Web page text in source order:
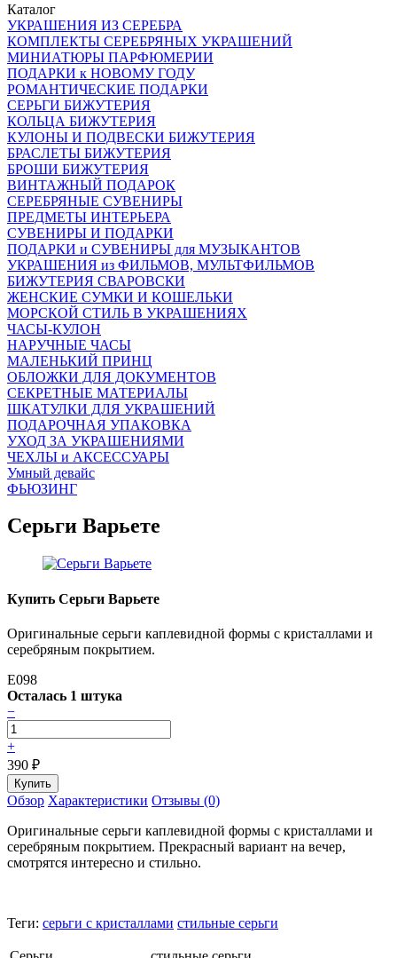
Каталог
УКРАШЕНИЯ ИЗ СЕРЕБРА
КОМПЛЕКТЫ СЕРЕБРЯНЫХ УКРАШЕНИЙ
МИНИАТЮРЫ ПАРФЮМЕРИИ
ПОДАРКИ к НОВОМУ ГОДУ
РОМАНТИЧЕСКИЕ ПОДАРКИ
СЕРЬГИ БИЖУТЕРИЯ
КОЛЬЦА БИЖУТЕРИЯ
КУЛОНЫ И ПОДВЕСКИ БИЖУТЕРИЯ
БРАСЛЕТЫ БИЖУТЕРИЯ
БРОШИ БИЖУТЕРИЯ
ВИНТАЖНЫЙ ПОДАРОК
СЕРЕБРЯНЫЕ СУВЕНИРЫ
ПРЕДМЕТЫ ИНТЕРЬЕРА
СУВЕНИРЫ И ПОДАРКИ
ПОДАРКИ и СУВЕНИРЫ для МУЗЫКАНТОВ
УКРАШЕНИЯ из ФИЛЬМОВ, МУЛЬТФИЛЬМОВ
БИЖУТЕРИЯ СВАРОВСКИ
ЖЕНСКИЕ СУМКИ И КОШЕЛЬКИ
МОРСКОЙ СТИЛЬ В УКРАШЕНИЯХ
ЧАСЫ-КУЛОН
НАРУЧНЫЕ ЧАСЫ
МАЛЕНЬКИЙ ПРИНЦ
ОБЛОЖКИ ДЛЯ ДОКУМЕНТОВ
СЕКРЕТНЫЕ МАТЕРИАЛЫ
ШКАТУЛКИ ДЛЯ УКРАШЕНИЙ
ПОДАРОЧНАЯ УПАКОВКА
УХОД ЗА УКРАШЕНИЯМИ
ЧEХЛЫ и АКСЕССУАРЫ
Умный девайс
ФЬЮЗИНГ
Серьги Варьете
Купить Серьги Варьете
Оригинальные серьги каплевидной формы с кристаллами и
серебряным покрытием.
E098
Осталась 1 штука
−
+
390 ₽
Обзор Характеристики Отзывы (0)
Оригинальные серьги каплевидной формы с кристаллами и
серебряным покрытием. Прекрасный вариант на вечер,
смотрятся интересно и стильно.
Теги: серьги с кристаллами стильные серьги